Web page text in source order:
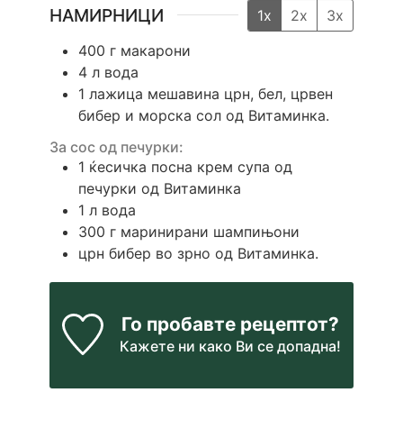
НАМИРНИЦИ 1x 2x
3x
400 г макарони
4 л вода
1 лажица мешавина црн, бел, црвен
бибер и морска сол од Витаминка.
За сос од печурки:
1 ќесичка посна крем супа од
печурки од Витаминка
1 л вода
300 г маринирани шампињони
црн бибер во зрно од Витаминка.
Го пробавте рецептот?
Кажете ни како Ви се допадна!